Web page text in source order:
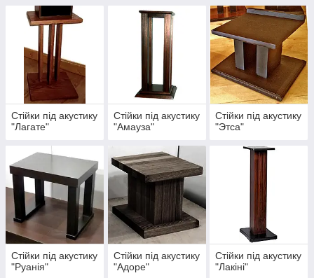
Стійки під акустику
"Лагате"
Стійки під акустику
"Амауза"
Стійки під акустику
"Этса"
Стійки під акустику
"Руанія"
Стійки під акустику
"Адоре"
Стійки під акустику
"Лакіні"